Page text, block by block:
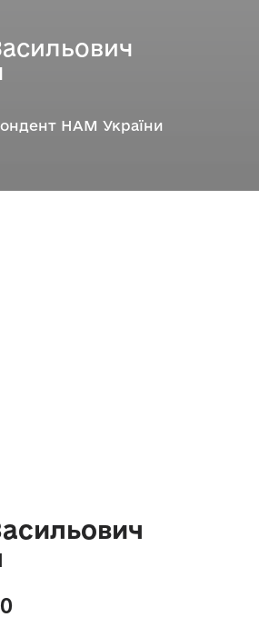
НАМ України